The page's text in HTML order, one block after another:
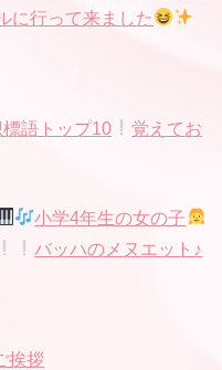
に行って来ました
語トップ10
覚えてお
小学4年生の女の子
バッハのメヌエット♪
挨拶